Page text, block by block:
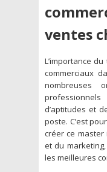
ventes
L’importance
commerciaux
nombreuses
d’aptitudes et
poste. C’est
créer ce
et du
les meilleures